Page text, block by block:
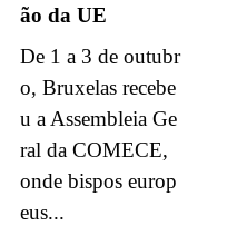
ão da UE
De 1 a 3 de outubr
o, Bruxelas recebe
u a Assembleia Ge
ral da COMECE,
onde bispos europ
eus...